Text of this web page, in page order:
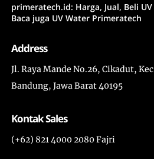
primeratech.id: Harga, Jual, Beli
Baca juga UV Water Primeratech
Address
Jl. Raya Mande No.26, Cikadut,
Bandung, Jawa Barat 40195
Kontak Sales
(+62) 821 4000 2080 Fajri